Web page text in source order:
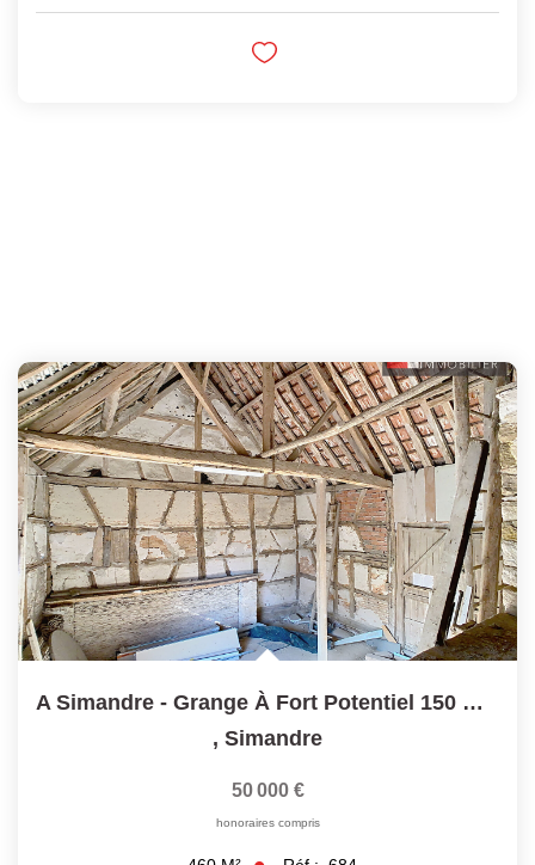
A Simandre - Grange À Fort Potentiel 150 M² Aménageables
, Simandre
50 000 €
honoraires compris